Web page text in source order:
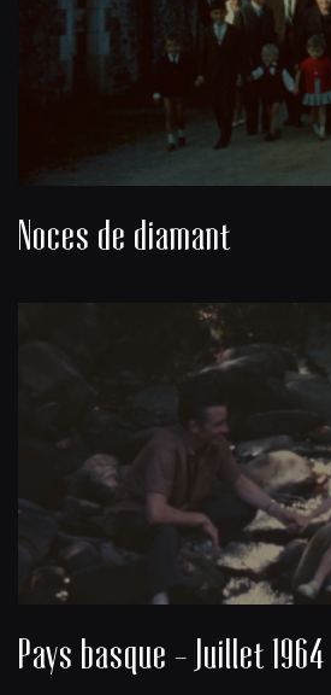
Noces de diamant
Pays basque - Juillet 1964